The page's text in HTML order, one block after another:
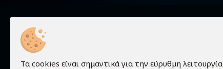
Τα cookies είναι σημαντικά για την εύρυθμη λειτουργία